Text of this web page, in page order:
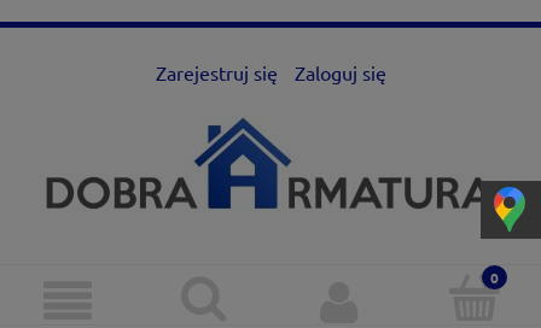
Zarejestruj się Zaloguj się